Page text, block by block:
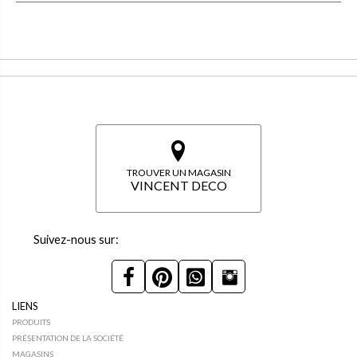
TROUVER UN MAGASIN
VINCENT DECO
Suivez-nous sur:
LIENS
PRODUITS
PRÉSENTATION DE LA SOCIÉTÉ
MAGASINS